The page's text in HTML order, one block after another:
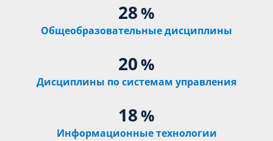
28%
Общеобразовательные дисциплины
20%
Дисциплины по системам управления
18%
Информационные технологии